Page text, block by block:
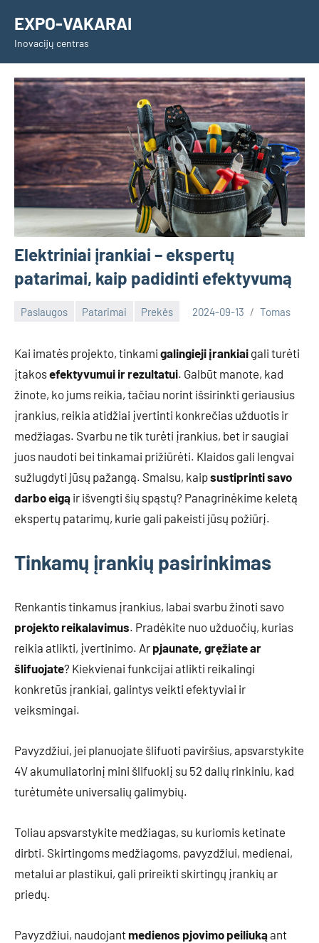
content
EXPO-VAKARAI
Inovacijų centras
Elektriniai įrankiai – ekspertų
patarimai, kaip padidinti efektyvumą
Paslaugos Patarimai Prekės 2024-09-13 Tomas
Kai imatės projekto, tinkami galingieji įrankiai gali turėti
įtakosefektyvumui ir rezultatui. Galbūt manote, kad
žinote, ko jums reikia, tačiau norint išsirinkti geriausius
įrankius, reikia atidžiai įvertinti konkrečias užduotis ir
medžiagas. Svarbu ne tik turėti įrankius, bet ir saugiai
juos naudoti bei tinkamai prižiūrėti. Klaidos gali lengvai
sužlugdyti jūsų pažangą. Smalsu, kaipsustiprinti savo
darbo eigą ir išvengti šių spąstų? Panagrinėkime keletą
ekspertų patarimų, kurie gali pakeisti jūsų požiūrį.
Tinkamų įrankių pasirinkimas
Renkantis tinkamus įrankius, labai svarbu žinoti savo
projekto reikalavimus. Pradėkite nuo užduočių, kurias
reikia atlikti, įvertinimo. Ar pjaunate, gręžiate ar
šlifuojate? Kiekvienai funkcijai atlikti reikalingi
konkretūs įrankiai, galintys veikti efektyviai ir
veiksmingai.
Pavyzdžiui, jei planuojate šlifuoti paviršius, apsvarstykite
4V akumuliatorinį mini šlifuoklį su 52 dalių rinkiniu, kad
turėtumėte universalių galimybių.
Toliau apsvarstykite medžiagas, su kuriomis ketinate
dirbti. Skirtingoms medžiagoms, pavyzdžiui, medienai,
metalui ar plastikui, gali prireikti skirtingų įrankių ar
priedų.
Pavyzdžiui, naudojantmedienos pjovimo peiliukąant